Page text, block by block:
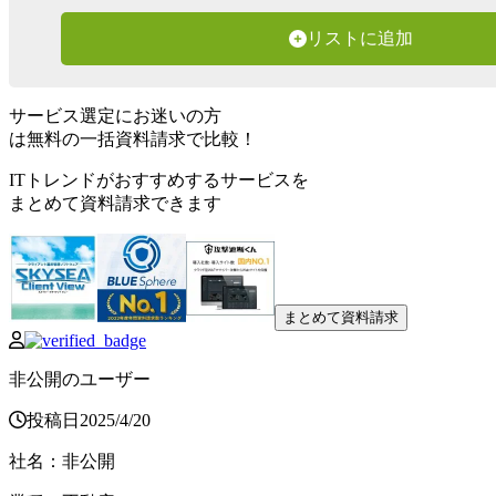
リストに追加
サービス選定にお迷いの方
は無料の一括資料請求で比較！
ITトレンドがおすすめするサービスを
まとめて資料請求できます
まとめて資料請求
非公開のユーザー
投稿日 2025/4/20
社名 ： 非公開